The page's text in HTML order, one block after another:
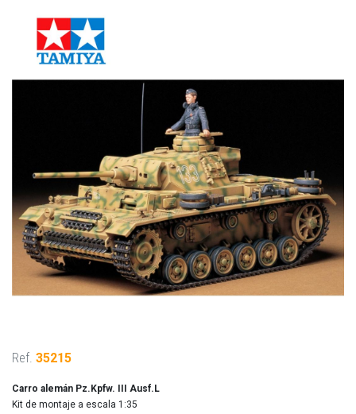
Ref. 35215
Carro alemán Pz.Kpfw. III Ausf.L
Kit de montaje a escala 1:35